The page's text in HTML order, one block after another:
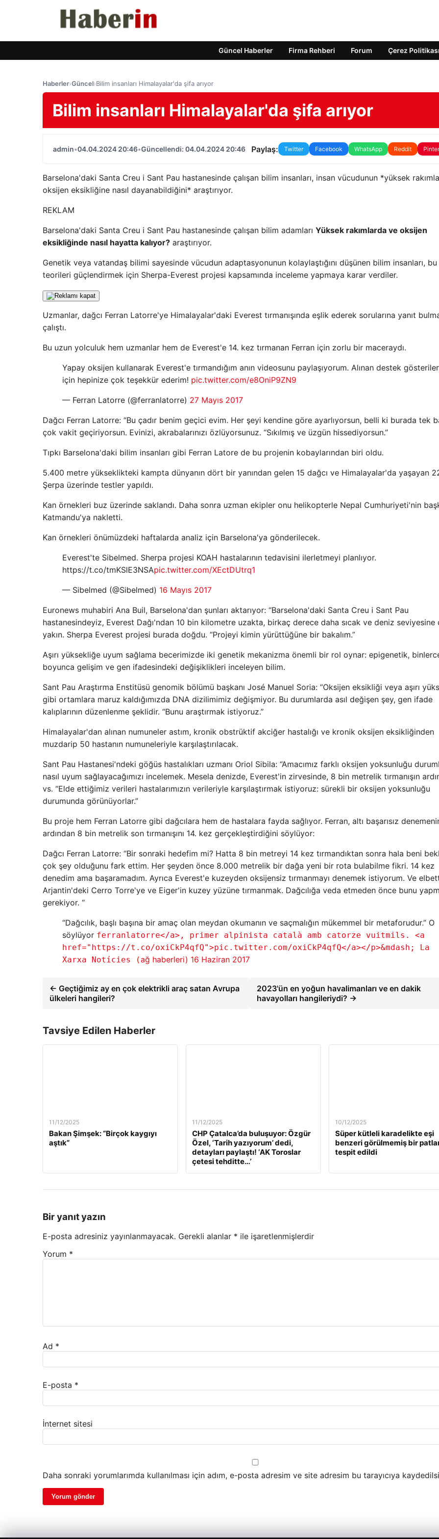
Güncel Haberler Firma Rehberi Forum Çerez
Haberler›Güncel›Bilim insanları Himalayalar'da şifa arıyor
Bilim insanları Himalayalar'da şifa arıyor
admin•04.04.2024 20:46•Güncellendi: 04.04.2024 20:46 Paylaş: Twitter Facebook WhatsApp Reddit
Barselona'daki Santa Creu i Sant Pau hastanesinde çalışan bilim insanları, insan vücudunun *yüksek
oksijen eksikliğine nasıl dayanabildiğini* araştırıyor.
REKLAM
Barselona'daki Santa Creu i Sant Pau hastanesinde çalışan bilim adamları Yüksek rakımlarda ve oksijen
eksikliğinde nasıl hayatta kalıyor? araştırıyor.
Genetik veya vatandaş bilimi sayesinde vücudun adaptasyonunun kolaylaştığını düşünen bilim insanları, bu
teorileri güçlendirmek için Sherpa-Everest projesi kapsamında inceleme yapmaya karar verdiler.
Uzmanlar, dağcı Ferran Latorre'ye Himalayalar'daki Everest tırmanışında eşlik ederek sorularına yanıt
çalıştı.
Bu uzun yolculuk hem uzmanlar hem de Everest'e 14. kez tırmanan Ferran için zorlu bir maceraydı.
Yapay oksijen kullanarak Everest'e tırmandığım anın videosunu paylaşıyorum. Alınan destek
için hepinize çok teşekkür ederim! pic.twitter.com/e8OniP9ZN9
— Ferran Latorre (@ferranlatorre) 27 Mayıs 2017
Dağcı Ferran Latorre: “Bu çadır benim geçici evim. Her şeyi kendine göre ayarlıyorsun, belli ki burada tek
çok vakit geçiriyorsun. Evinizi, akrabalarınızı özlüyorsunuz. “Sıkılmış ve üzgün hissediyorsun.”
Tıpkı Barselona'daki bilim insanları gibi Ferran Latore de bu projenin kobaylarından biri oldu.
5.400 metre yükseklikteki kampta dünyanın dört bir yanından gelen 15 dağcı ve Himalayalar'da yaşayan
Şerpa üzerinde testler yapıldı.
Kan örnekleri buz üzerinde saklandı. Daha sonra uzman ekipler onu helikopterle Nepal Cumhuriyeti'nin
Katmandu'ya nakletti.
Kan örnekleri önümüzdeki haftalarda analiz için Barselona'ya gönderilecek.
Everest'te Sibelmed. Sherpa projesi KOAH hastalarının tedavisini ilerletmeyi planlıyor.
https://t.co/tmKSlE3NSApic.twitter.com/XEctDUtrq1
— Sibelmed (@Sibelmed) 16 Mayıs 2017
Euronews muhabiri Ana Buil, Barselona'dan şunları aktarıyor: “Barselona'daki Santa Creu i Sant Pau
hastanesindeyiz, Everest Dağı'ndan 10 bin kilometre uzakta, birkaç derece daha sıcak ve deniz seviyesine
yakın. Sherpa Everest projesi burada doğdu. “Projeyi kimin yürüttüğüne bir bakalım.”
Aşırı yüksekliğe uyum sağlama becerimizde iki genetik mekanizma önemli bir rol oynar: epigenetik,
boyunca gelişim ve gen ifadesindeki değişiklikleri inceleyen bilim.
Sant Pau Araştırma Enstitüsü genomik bölümü başkanı José Manuel Soria: “Oksijen eksikliği veya aşırı
gibi ortamlara maruz kaldığımızda DNA dizilimimiz değişmiyor. Bu durumlarda asıl değişen şey, gen ifade
kalıplarının düzenlenme şeklidir. “Bunu araştırmak istiyoruz.”
Himalayalar'dan alınan numuneler astım, kronik obstrüktif akciğer hastalığı ve kronik oksijen eksikliğinden
muzdarip 50 hastanın numuneleriyle karşılaştırılacak.
Sant Pau Hastanesi'ndeki göğüs hastalıkları uzmanı Oriol Sibila: “Amacımız farklı oksijen yoksunluğu
nasıl uyum sağlayacağımızı incelemek. Mesela denizde, Everest'in zirvesinde, 8 bin metrelik tırmanışın
vs. “Elde ettiğimiz verileri hastalarımızın verileriyle karşılaştırmak istiyoruz: sürekli bir oksijen yoksunluğu
durumunda görünüyorlar.”
Bu proje hem Ferran Latorre gibi dağcılara hem de hastalara fayda sağlıyor. Ferran, altı başarısız
ardından 8 bin metrelik son tırmanışını 14. kez gerçekleştirdiğini söylüyor:
Dağcı Ferran Latorre: “Bir sonraki hedefim mi? Hatta 8 bin metreyi 14 kez tırmandıktan sonra hala beni
çok şey olduğunu fark ettim. Her şeyden önce 8.000 metrelik bir dağa yeni bir rota bulabilme fikri. 14 kez
denedim ama başaramadım. Ayrıca Everest'e kuzeyden oksijensiz tırmanmayı denemek istiyorum. Ve
Arjantin'deki Cerro Torre'ye ve Eiger'in kuzey yüzüne tırmanmak. Dağcılığa veda etmeden önce bunu
gerekiyor. “
“Dağcılık, başlı başına bir amaç olan meydan okumanın ve saçmalığın mükemmel bir metaforudur.” O
söylüyor ferranlatorre</a>, primer alpinista català amb catorze vuitmils. <a
href="https://t.co/oxiCkP4qfQ">pic.twitter.com/oxiCkP4qfQ</a></p>&mdash; La
Xarxa Notícies (ağ haberleri) 16 Haziran 2017
← Geçtiğimiz ay en çok elektrikli araç satan Avrupa
ülkeleri hangileri?
2023'ün en yoğun havalimanları ve en dakik
havayolları hangileriydi? →
Tavsiye Edilen Haberler
11/12/2025
Bakan Şimşek: “Birçok kaygıyı
aştık”
11/12/2025
CHP Çatalca’da buluşuyor: Özgür
Özel, ‘Tarih yazıyorum’ dedi,
detayları paylaştı! ‘AK Toroslar
çetesi tehditte…’
10/12/2025
Süper kütleli karadelikte eşi
benzeri görülmemiş bir
tespit edildi
Bir yanıt yazın
E-posta adresiniz yayınlanmayacak. Gerekli alanlar * ile işaretlenmişlerdir
Yorum *
Ad *
E-posta *
İnternet sitesi
Daha sonraki yorumlarımda kullanılması için adım, e-posta adresim ve site adresim bu tarayıcıya